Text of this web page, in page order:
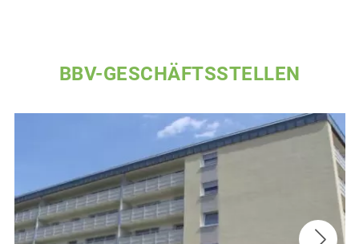
BBV-GESCHÄFTSSTELLEN